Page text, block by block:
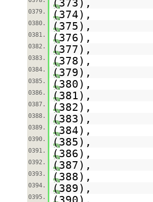
(373),
0379. (374),
0380. (375),
0381. (376),
0382. (377),
0383. (378),
0384. (379),
0385. (380),
0386. (381),
0387. (382),
0388. (383),
0389. (384),
0390. (385),
0391. (386),
0392. (387),
0393. (388),
0394. (389),
0395.